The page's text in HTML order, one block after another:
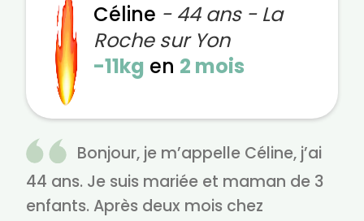
Céline - 44 ans - La
Roche sur Yon
-11kg en 2 mois
Bonjour, je m’appelle Céline, j’ai
44 ans. Je suis mariée et maman de 3
enfants. Après deux mois chez